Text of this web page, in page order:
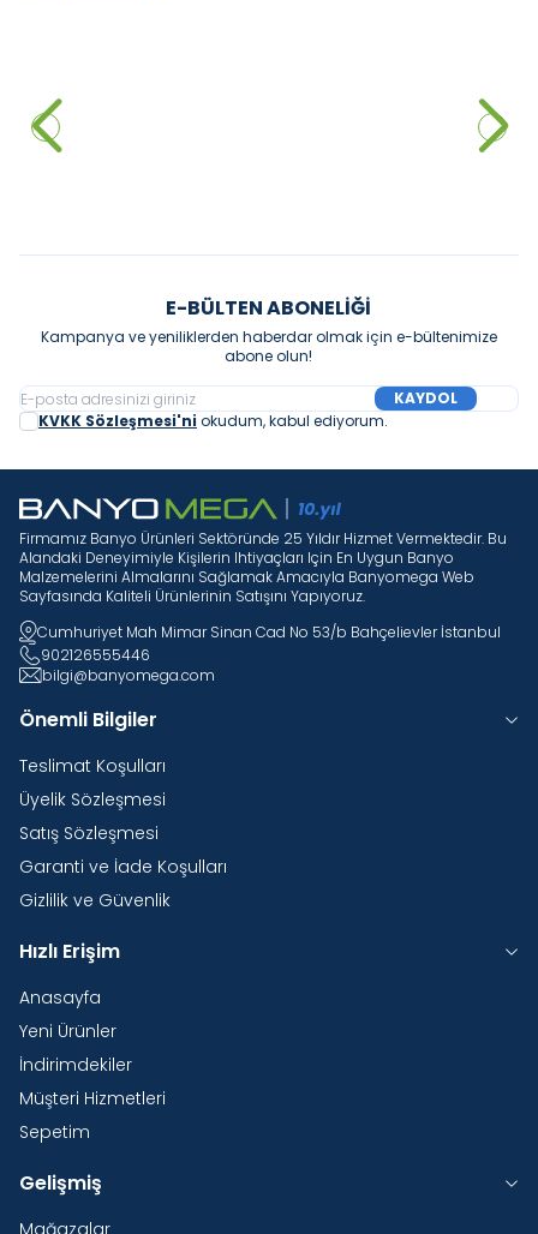
31.845,00
E-BÜLTEN ABONELIĞI
Kampanya ve yeniliklerden haberdar olmak için e-bültenimize
abone olun!
KAYDOL
KVKK Sözleşmesi'ni okudum, kabul ediyorum.
Firmamız Banyo Ürünleri Sektöründe 25 Yıldır Hizmet Vermektedir. Bu
Alandaki Deneyimiyle Kişilerin Ihtiyaçları Için En Uygun Banyo
Malzemelerini Almalarını Sağlamak Amacıyla Banyomega Web
Sayfasında Kaliteli Ürünlerinin Satışını Yapıyoruz.
Cumhuriyet Mah Mimar Sinan Cad No 53/b Bahçelievler İstanbul
902126555446
bilgi@banyomega.com
Önemli Bilgiler
Teslimat Koşulları
Üyelik Sözleşmesi
Satış Sözleşmesi
Garanti ve İade Koşulları
Gizlilik ve Güvenlik
Hızlı Erişim
Anasayfa
Yeni Ürünler
İndirimdekiler
Müşteri Hizmetleri
Sepetim
Gelişmiş
Mağazalar